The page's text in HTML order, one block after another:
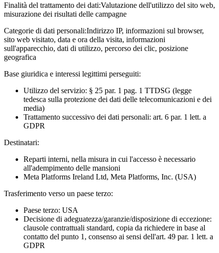
Finalità del trattamento dei dati:Valutazione dell'utilizzo del sito web,
misurazione dei risultati delle campagne
Categorie di dati personali:Indirizzo IP, informazioni sul browser,
sito web visitato, data e ora della visita, informazioni
sull'apparecchio, dati di utilizzo, percorso dei clic, posizione
geografica
Base giuridica e interessi legittimi perseguiti:
Utilizzo del servizio: § 25 par. 1 pag. 1 TTDSG (legge
tedesca sulla protezione dei dati delle telecomunicazioni e dei
media)
Trattamento successivo dei dati personali: art. 6 par. 1 lett. a
GDPR
Destinatari:
Reparti interni, nella misura in cui l'accesso è necessario
all'adempimento delle mansioni
Meta Platforms Ireland Ltd, Meta Platforms, Inc. (USA)
Trasferimento verso un paese terzo:
Paese terzo: USA
Decisione di adeguatezza/garanzie/disposizione di eccezione:
clausole contrattuali standard, copia da richiedere in base al
contatto del punto 1, consenso ai sensi dell'art. 49 par. 1 lett. a
GDPR